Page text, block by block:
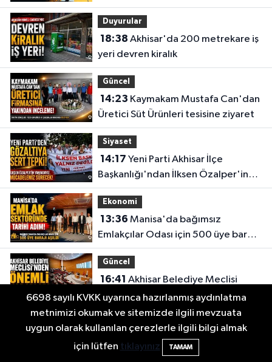
taşıdı
Duyurular
18:38
yeri devren kiralık
Güncel
14:23
Üretici Süt Ürünleri tesisine ziyaret
Siyaset
14:17
Başkanlığı'ndan İlksen Özalper'in
gözaltına alınmasına tepki
Ekonomi
13:36
Emlakçılar Odası için 500 üye barajı
aşıldı
Güncel
16:41
Ağustos ayı toplantısını
gerçekleştirdi
güncel altın fiyatları
6698 sayılı KVKK uyarınca hazırlanmış aydınlatma
metnimizi okumak ve sitemizde ilgili mevzuata
uygun olarak kullanılan çerezlerle ilgili bilgi almak
için lütfen tıklayınız TAMAM